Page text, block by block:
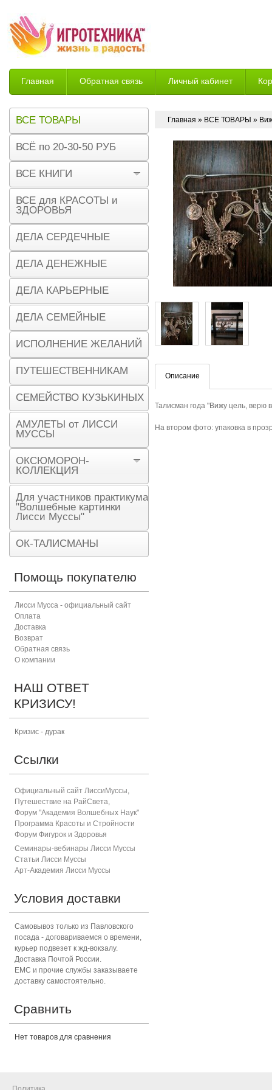
Главная Обратная связь Личный кабинет
Возврат
Главная » ВСЕ ТОВАРЫ »
Описание
Талисман года "Вижу цель, верю
На втором фото: упаковка в
ВСЕ ТОВАРЫ
ВСЁ по 20-30-50 РУБ
ВСЕ КНИГИ
ВСЕ для КРАСОТЫ и
ЗДОРОВЬЯ
ДЕЛА СЕРДЕЧНЫЕ
ДЕЛА ДЕНЕЖНЫЕ
ДЕЛА КАРЬЕРНЫЕ
ДЕЛА СЕМЕЙНЫЕ
ИСПОЛНЕНИЕ ЖЕЛАНИЙ
ПУТЕШЕСТВЕННИКАМ
СЕМЕЙСТВО КУЗЬКИНЫХ
АМУЛЕТЫ от ЛИССИ
МУССЫ
ОКСЮМОРОН-
КОЛЛЕКЦИЯ
Для участников практикума
"Волшебные картинки
Лисси Муссы"
ОК-ТАЛИСМАНЫ
Помощь покупателю
Лисси Мусса - официальный сайт
Оплата
Доставка
Возврат
Обратная связь
О компании
НАШ ОТВЕТ
КРИЗИСУ!
Кризис - дурак
Ссылки
Официальный сайт ЛиссиМуссы,
Путешествие на РайСвета,
Форум "Академия Волшебных Наук"
Программа Красоты и Стройности
Форум Фигурок и Здоровья
Семинары-вебинары Лисси Муссы
Статьи Лисси Муссы
Арт-Академия Лисси Муссы
Условия доставки
Самовывоз только из Павловского
посада - договариваемся о времени,
курьер подвезет к жд-вокзалу.
Доставка Почтой России.
ЕМС и прочие службы заказываете
доставку самостоятельно.
Сравнить
Нет товаров для сравнения